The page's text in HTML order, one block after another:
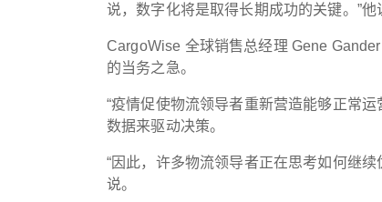
说，数字化将是取得长期成功的关键。”他
CargoWise 全球销售总经理 Gene
的当务之急。
“疫情促使物流领导者重新营造能够正常
数据来驱动决策。
“因此，许多物流领导者正在思考如何继
说。